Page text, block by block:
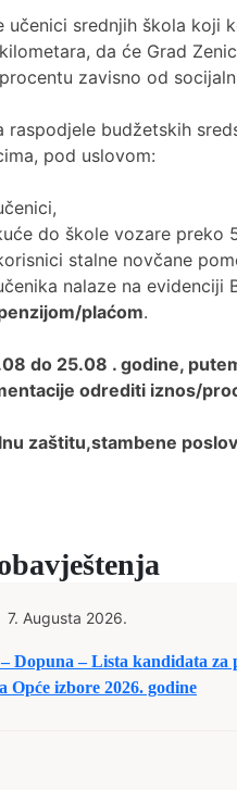
učenici srednjih škola
da će Grad
zavisno od
raspodjele budžetskih
pod uslovom:
do škole vozare preko
stalne novčane
nalaze na evidenciji
plaćom.
do 25.08 . godine,
odrediti iznos/
zaštitu,stambene
7. Augusta 2026.
Dopuna – Lista kandidata za
Opće izbore 2026. godine